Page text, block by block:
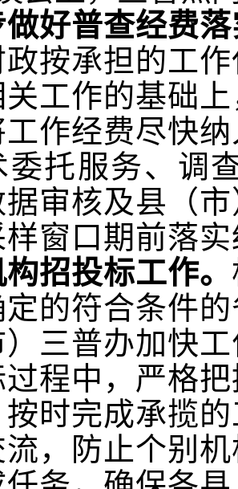
做好普查经费
按承担的工
关工作的基础
作经费尽快
委托服务、调
据审核及县（
窗口期前落
招投标工作。
定的符合条件
）三普办加快
程中，严格
按时完成承揽
，防止个别